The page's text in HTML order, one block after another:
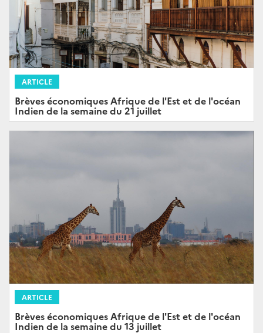
ARTICLE
Brèves économiques Afrique de l'Est et de l'océan
Indien de la semaine du 21 juillet
ARTICLE
Brèves économiques Afrique de l'Est et de l'océan
Indien de la semaine du 13 juillet